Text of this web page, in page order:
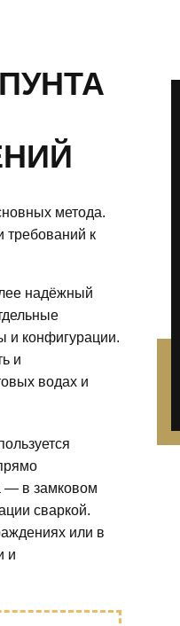
метода.
требований к
надёжный
и конфигурации.
и
водах и
— в замковом
сваркой.
или в
и